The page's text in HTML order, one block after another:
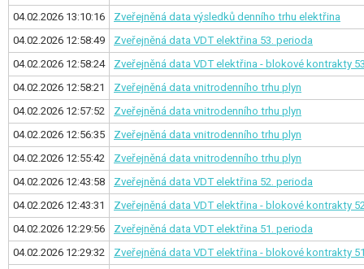
04.02.2026 13:10:16
Zveřejněná data výsledků denního trhu elektřina
04.02.2026 12:58:49
Zveřejněná data VDT elektřina 53. perioda
04.02.2026 12:58:24
Zveřejněná data VDT elektřina - blokové kontrakty
04.02.2026 12:58:21
Zveřejněná data vnitrodenního trhu plyn
04.02.2026 12:57:52
Zveřejněná data vnitrodenního trhu plyn
04.02.2026 12:56:35
Zveřejněná data vnitrodenního trhu plyn
04.02.2026 12:55:42
Zveřejněná data vnitrodenního trhu plyn
04.02.2026 12:43:58
Zveřejněná data VDT elektřina 52. perioda
04.02.2026 12:43:31
Zveřejněná data VDT elektřina - blokové kontrakty
04.02.2026 12:29:56
Zveřejněná data VDT elektřina 51. perioda
04.02.2026 12:29:32
Zveřejněná data VDT elektřina - blokové kontrakty